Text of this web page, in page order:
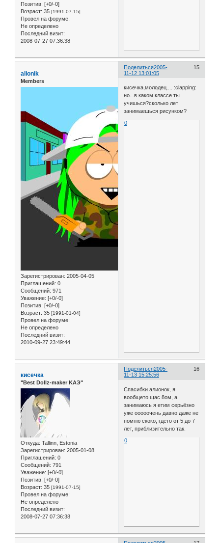
Позитив: [+0/-0]
Возраст: 35 [1991-07-15]
Провел на форуме:
Не определено
Последний визит:
2008-07-27 07:36:38
Поделиться 15
2005-
11-12 13:01:05
alionik
Members
Зарегистрирован: 2005-04-05
Приглашений: 0
Сообщений: 971
Уважение: [+0/-0]
Позитив: [+0/-0]
Возраст: 35 [1991-01-04]
Провел на форуме:
Не определено
Последний визит:
2010-09-27 23:49:44
кисечка,молодец.... :clapping:
но...в каком классе ты
учишься?сколько лет
занимаешься рисунком?
0
Поделиться 16
2005-
11-13 15:25:56
кисечка
"Best Dollz-maker KAЭ"
Откуда: Tallinn, Estonia
Зарегистрирован: 2005-01-08
Приглашений: 0
Сообщений: 791
Уважение: [+0/-0]
Позитив: [+0/-0]
Возраст: 35 [1991-07-15]
Провел на форуме:
Не определено
Последний визит:
2008-07-27 07:36:38
Спасибки алионок, я
вообщето щас 8ом, а
занимаюсь я етим серьёзно
уже ооооочень давно даже не
помню скоко, гдето от 5 до 7
лет, приблизительно так.
0